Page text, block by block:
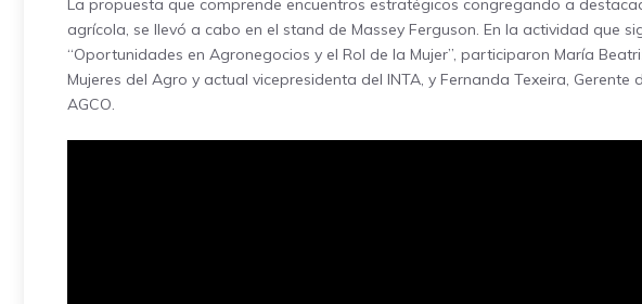
La propuesta que comprende encuentros estratégicos congregando a
agrícola, se llevó a cabo en el stand de Massey Ferguson. En la actividad que
“Oportunidades en Agronegocios y el Rol de la Mujer”, participaron María
Mujeres del Agro y actual vicepresidenta del INTA, y Fernanda Texeira,
AGCO.